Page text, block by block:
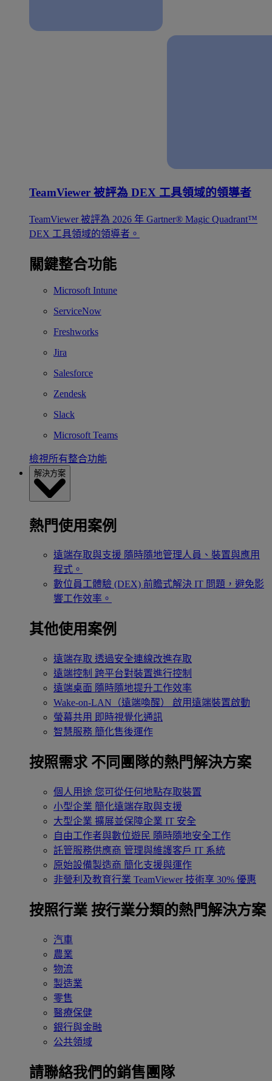
TeamViewer 被評為 DEX 工具領域的領導者
TeamViewer 被評為 2026 年 Gartner® Magic Quadrant™
DEX 工具領域的領導者。
關鍵整合功能
Microsoft Intune
ServiceNow
Freshworks
Jira
Salesforce
Zendesk
Slack
Microsoft Teams
檢視所有整合功能
解決方案
熱門使用案例
遠端存取與支援 隨時隨地管理人員、裝置與應用
程式。
數位員工體驗 (DEX) 前瞻式解決 IT 問題，避免影
響工作效率。
其他使用案例
遠端存取 透過安全連線改進存取
遠端控制 跨平台對裝置進行控制
遠端桌面 隨時隨地提升工作效率
Wake-on-LAN（遠端喚醒）
啟用遠端裝置啟動
螢幕共用 即時視覺化通訊
智慧服務 簡化售後運作
按照需求 不同團隊的熱門解決方案
個人用途 您可從任何地點存取裝置
小型企業 簡化遠端存取與支援
大型企業 擴展並保障企業 IT 安全
自由工作者與數位遊民 隨時隨地安全工作
託管服務供應商 管理與維護客戶 IT 系統
原始設備製造商 簡化支援與運作
非營利及教育行業 TeamViewer 技術享 30% 優惠
按照行業 按行業分類的熱門解決方案
汽車
農業
物流
製造業
零售
醫療保健
銀行與金融
公共領域
請聯絡我們的銷售團隊